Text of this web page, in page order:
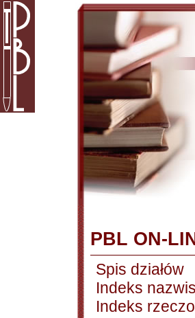
PBL ON-
Spis działów
Indeks
Indeks